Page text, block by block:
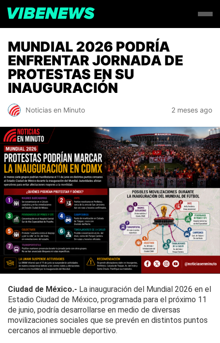
MUNDIAL 2026 PODRÍA
ENFRENTAR JORNADA DE
PROTESTAS EN SU
INAUGURACIÓN
Noticias en Minuto 2 meses ago
Ciudad de México.- La inauguración del Mundial 2026 en el
Estadio Ciudad de México, programada para el próximo 11
de junio, podría desarrollarse en medio de diversas
movilizaciones sociales que se prevén en distintos puntos
cercanos al inmueble deportivo.